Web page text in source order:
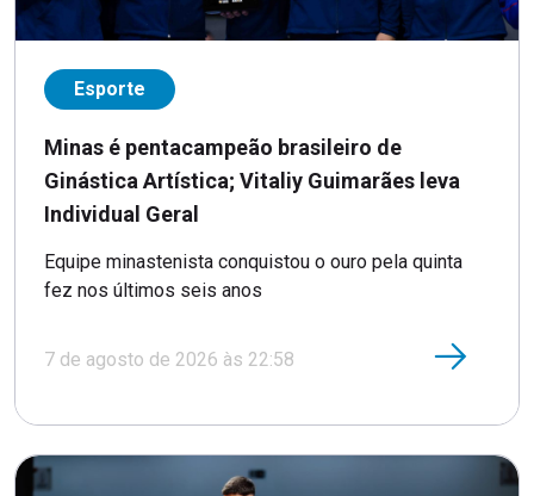
Esporte
Minas é pentacampeão brasileiro de
Ginástica Artística; Vitaliy Guimarães leva
Individual Geral
Equipe minastenista conquistou o ouro pela quinta
fez nos últimos seis anos
7 de agosto de 2026 às 22:58